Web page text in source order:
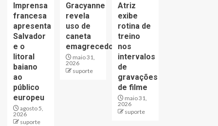
Imprensa
francesa
apresenta
Salvador
e o
litoral
baiano
ao
público
europeu
agosto 5,
2026
suporte
Gracyanne
revela
uso de
caneta
emagrecedora;veja
maio 31,
2026
suporte
Atriz
exibe
rotina de
treino
nos
intervalos
de
gravações
de filme
maio 31,
2026
suporte